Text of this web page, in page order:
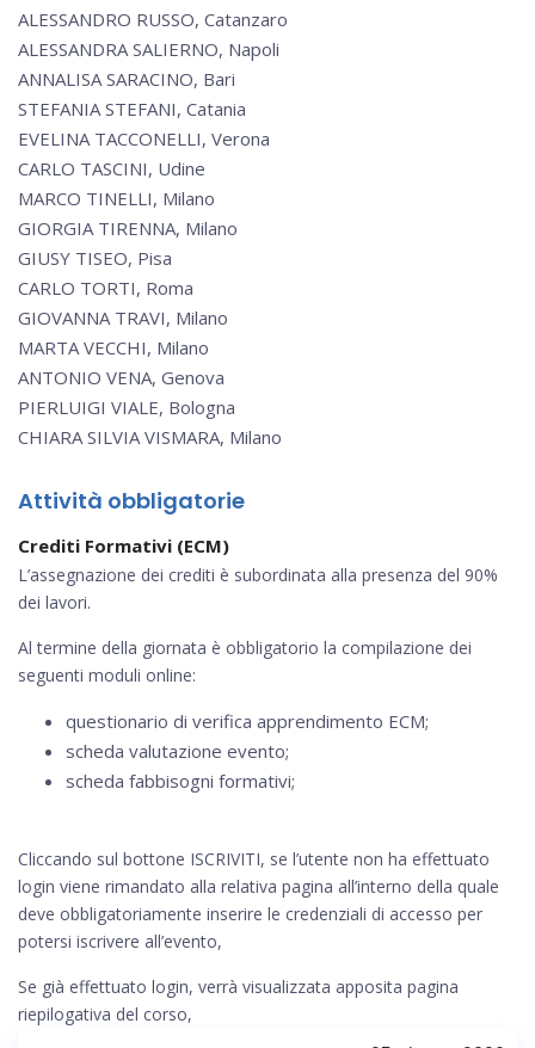
ALESSANDRO RUSSO, Catanzaro
ALESSANDRA SALIERNO, Napoli
ANNALISA SARACINO, Bari
STEFANIA STEFANI, Catania
EVELINA TACCONELLI, Verona
CARLO TASCINI, Udine
MARCO TINELLI, Milano
GIORGIA TIRENNA, Milano
GIUSY TISEO, Pisa
CARLO TORTI, Roma
GIOVANNA TRAVI, Milano
MARTA VECCHI, Milano
ANTONIO VENA, Genova
PIERLUIGI VIALE, Bologna
CHIARA SILVIA VISMARA, Milano
Attività obbligatorie
Crediti Formativi (ECM)
L’assegnazione dei crediti è subordinata alla presenza del 90%
dei lavori.
Al termine della giornata è obbligatorio la compilazione dei
seguenti moduli online:
questionario di verifica apprendimento ECM;
scheda valutazione evento;
scheda fabbisogni formativi;
Cliccando sul bottone ISCRIVITI, se l’utente non ha effettuato
login viene rimandato alla relativa pagina all’interno della quale
deve obbligatoriamente inserire le credenziali di accesso per
potersi iscrivere all’evento,
Se già effettuato login, verrà visualizzata apposita pagina
riepilogativa del corso,